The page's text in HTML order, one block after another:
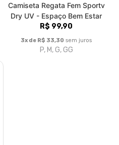
Camiseta Regata Fem Sportv
Dry UV - Espaço Bem Estar
R$ 99,90
3x de R$ 33,30 sem juros
P, M, G, GG